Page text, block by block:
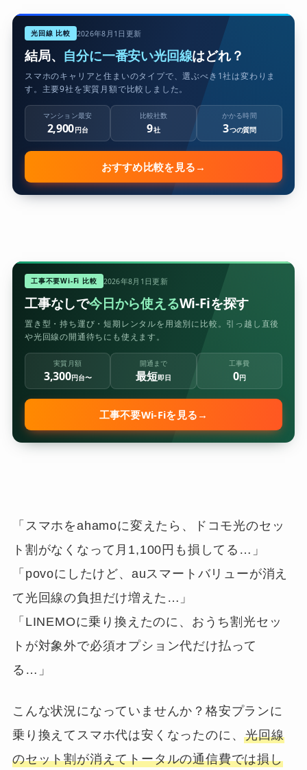
光回線 比較 2026年8月1日更新
結局、 自分に一番安い光回線はどれ？
スマホのキャリアと住まいのタイプで、選ぶべき1社は変わりま
す。主要9社を実質月額で比較しました。
マンション最安
2,900円台
比較社数
9社
かかる時間
3つの質問
おすすめ比較を見る →
工事不要Wi-Fi 比較 2026年8月1日更新
工事なしで今日から使えるWi-Fiを探す
置き型・持ち運び・短期レンタルを用途別に比較。引っ越し直後
や光回線の開通待ちにも使えます。
実質月額
3,300円台〜
開通まで
最短即日
工事費
0円
工事不要Wi-Fiを見る →
「スマホをahamoに変えたら、ドコモ光のセッ
ト割がなくなって月1,100円も損してる…」
「povoにしたけど、auスマートバリューが消え
て光回線の負担だけ増えた…」
「LINEMOに乗り換えたのに、おうち割光セッ
トが対象外で必須オプション代だけ払って
る…」
こんな状況になっていませんか？格安プランに
乗り換えてスマホ代は安くなったのに、光回線
のセット割が消えてトータルの通信費では損し